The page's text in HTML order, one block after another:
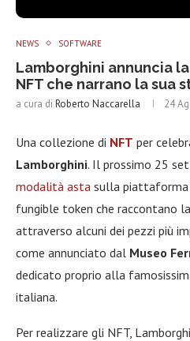
NEWS SOFTWARE
Lamborghini annuncia
NFT che narrano la sua
a cura di Roberto Naccarella 24
Una collezione di NFT per
Lamborghini. Il prossimo 25
modalità asta sulla piattaforma
fungible token che raccontano
attraverso alcuni dei pezzi più
come annunciato dal Museo
dedicato proprio alla
italiana.
Per realizzare gli NFT,